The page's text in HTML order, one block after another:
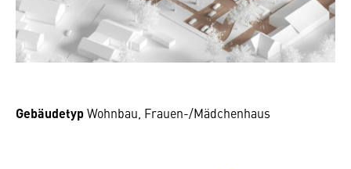
GebäudetypWohnbau, Frauen-/Mädchenhaus